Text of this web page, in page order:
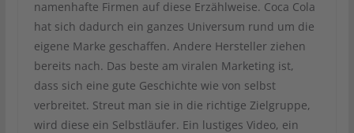
namenhafte Firmen auf diese Erzählweise. Coca Cola
hat sich dadurch ein ganzes Universum rund um die
eigene Marke geschaffen. Andere Hersteller ziehen
bereits nach. Das beste am viralen Marketing ist,
dass sich eine gute Geschichte wie von selbst
verbreitet. Streut man sie in die richtige Zielgruppe,
wird diese ein Selbstläufer. Ein lustiges Video, ein